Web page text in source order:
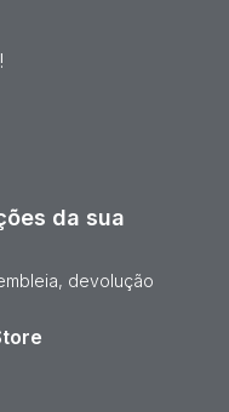
da sua
devolução